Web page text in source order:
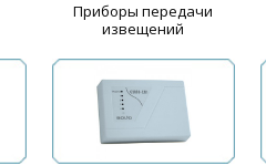
Приборы передачи
извещений